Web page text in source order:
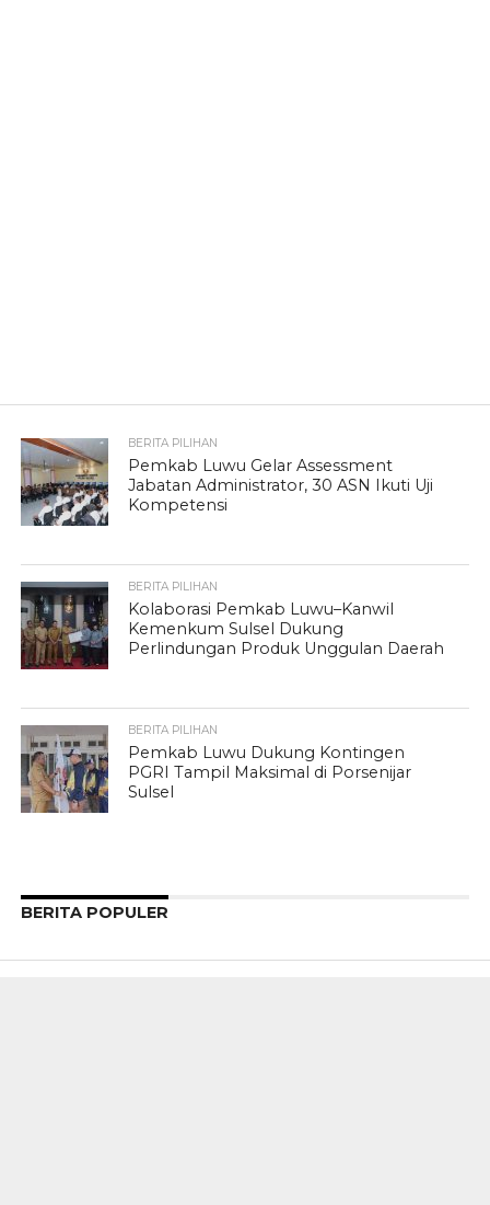
BERITA PILIHAN
Pemkab Luwu Gelar Assessment
Jabatan Administrator, 30 ASN Ikuti Uji
Kompetensi
BERITA PILIHAN
Kolaborasi Pemkab Luwu–Kanwil
Kemenkum Sulsel Dukung
Perlindungan Produk Unggulan Daerah
BERITA PILIHAN
Pemkab Luwu Dukung Kontingen
PGRI Tampil Maksimal di Porsenijar
Sulsel
BERITA POPULER